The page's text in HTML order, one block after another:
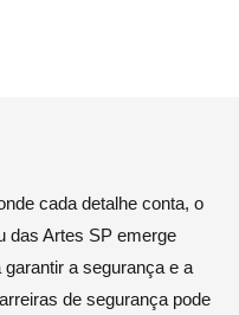
cada detalhe conta, o
das Artes SP emerge
a segurança e a
de segurança pode